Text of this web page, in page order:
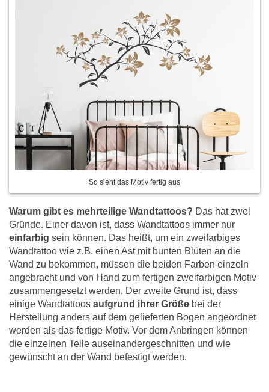
So sieht das Motiv fertig aus
Warum gibt es mehrteilige Wandtattoos? Das hat zwei
Gründe. Einer davon ist, dass Wandtattoos immer nur
einfarbig sein können. Das heißt, um ein zweifarbiges
Wandtattoo wie z.B. einen Ast mit bunten Blüten an die
Wand zu bekommen, müssen die beiden Farben einzeln
angebracht und von Hand zum fertigen zweifarbigen Motiv
zusammengesetzt werden. Der zweite Grund ist, dass
einige Wandtattoos aufgrund ihrer Größe bei der
Herstellung anders auf dem gelieferten Bogen angeordnet
werden als das fertige Motiv. Vor dem Anbringen können
die einzelnen Teile auseinandergeschnitten und wie
gewünscht an der Wand befestigt werden.